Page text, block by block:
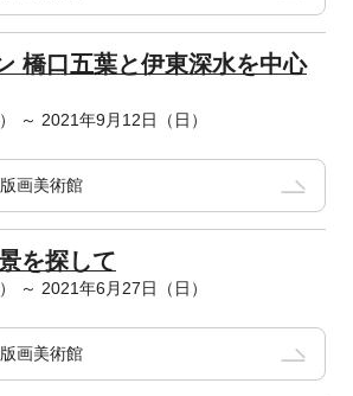
橋口五葉と伊東深水を中心
～ 2021年9月12日（日）
画美術館
を探して
～ 2021年6月27日（日）
画美術館